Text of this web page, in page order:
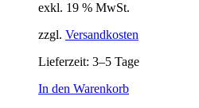
exkl. 19 % MwSt.
zzgl. Versandkosten
Lieferzeit: 3–5 Tage
In den Warenkorb